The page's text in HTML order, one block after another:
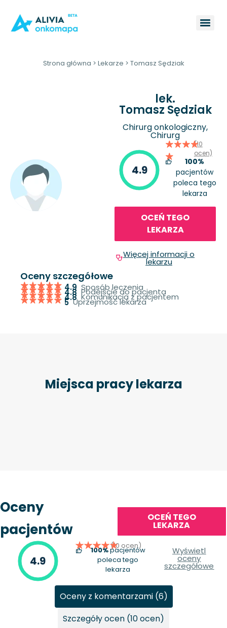
Strona główna > Lekarze > Tomasz Sędziak
lek.
Tomasz Sędziak
Chirurg onkologiczny,
Chirurg
4.9
(10
ocen)
100%
pacjentów
poleca tego
lekarza
OCEŃ TEGO
LEKARZA
Więcej informacji o
lekarzu
Oceny szczegółowe
4.9 Sposób leczenia
4.8 Podejście do pacjenta
4.8 Komunikacja z pacjentem
5 Uprzejmość lekarza
Miejsca pracy lekarza
Oceny
pacjentów
OCEŃ TEGO
LEKARZA
4.9
(10 ocen)
100%pacjentów
poleca tego
lekarza
Wyświetl
oceny
szczegółowe
Oceny z komentarzami (6)
Szczegóły ocen (10 ocen)